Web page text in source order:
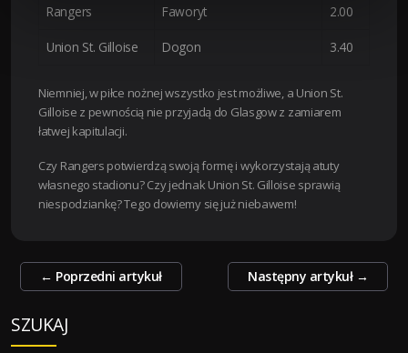
Rangers Faworyt 2.00
Union St. Gilloise Dogon 3.40
Niemniej, w piłce nożnej wszystko jest możliwe, a Union St.
Gilloise z pewnością nie przyjadą do Glasgow z zamiarem
łatwej kapitulacji.
Czy Rangers potwierdzą swoją formę i wykorzystają atuty
własnego stadionu? Czy jednak Union St. Gilloise sprawią
niespodziankę? Tego dowiemy się już niebawem!
Zobacz
← Poprzedni artykuł Następny artykuł →
SZUKAJ